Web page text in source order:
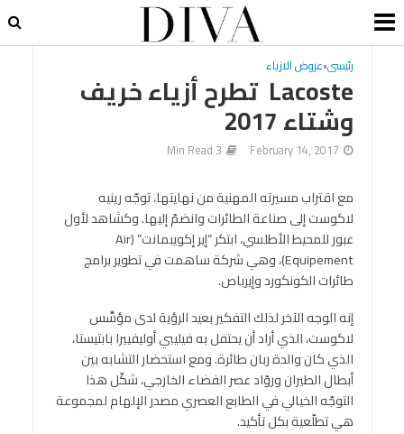
رئيسى•عروض الازياء
Lacoste تطرح أزياء خريف
وشتاء 2017
February 14, 2017
3 Min Read
مع اقتراب مسيرته المهنية من نهايتها، توجّه رينيه
لاكوست إلى صناعة الطائرات وانضمّ إليها. وكشاهد لأول
عبور للمحيط الأطلسي، ابتكر “إير إكويبمانت” (Air
Equipement)، وهي شركة ساهمت في تطوير برامج
طائرات الكونكورد وإيرباص.
إنه الوجه الآخر لذلك التفكير بعيد الرؤية لدى مؤسِّس
لاكوست، الذي أراد أن يحتفل به فيليبي أوليفييرا بابتيستا،
الذي كان والدة ربان طائرة. ومع استحضار التشابه بين
أبطال الطيران وروّاد عصر الفضاء الخارجي، شكّل هذا
التوجّه الخيالي في الطابع العصري مصدر الإلهام لمجموعة
هي تطلّعية بكل تأكيد.